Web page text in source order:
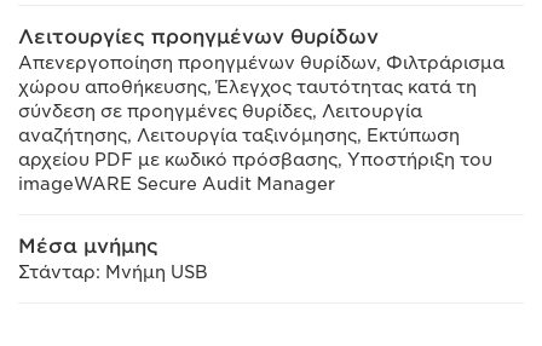
Λειτουργίες προηγμένων θυρίδων
Απενεργοποίηση προηγμένων θυρίδων, Φιλτράρισμα
χώρου αποθήκευσης, Έλεγχος ταυτότητας κατά τη
σύνδεση σε προηγμένες θυρίδες, Λειτουργία
αναζήτησης, Λειτουργία ταξινόμησης, Εκτύπωση
αρχείου PDF με κωδικό πρόσβασης, Υποστήριξη του
imageWARE Secure Audit Manager
Μέσα μνήμης
Στάνταρ: Μνήμη USB